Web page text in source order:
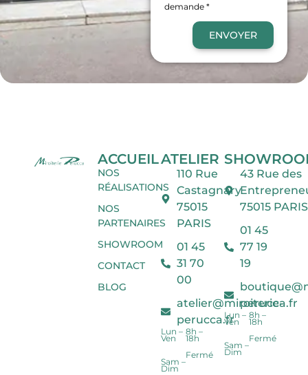
demande *
ENVOYER
ACCUEIL
NOS
RÉALISATIONS
NOS
PARTENAIRES
SHOWROOM
CONTACT
BLOG
ATELIER
110 Rue
Castagnary
75015
PARIS
01 45
31 70
00
atelier@miroiterie-
perucca.fr
Lun –
Ven
Sam –
Dim
8h –
18h
Fermé
43 Rue des
75015 PARIS
01 45
77 19
19
perucca.fr
Lun –
Ven
Sam –
Dim
8h –
18h
Fermé